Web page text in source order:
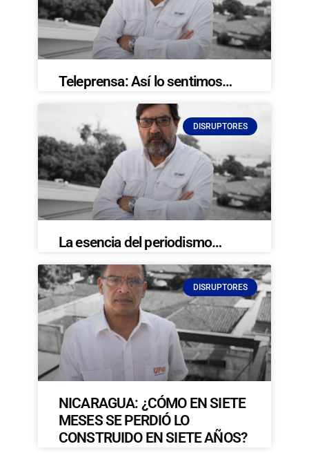
Teleprensa: Así lo sentimos…
DISRUPTORES
La esencia del periodismo…
DISRUPTORES
NICARAGUA: ¿CÓMO EN SIETE
MESES SE PERDIÓ LO
CONSTRUIDO EN SIETE AÑOS?